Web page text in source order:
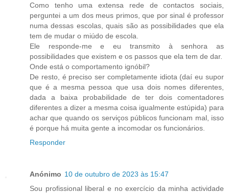
Como tenho uma extensa rede de contactos sociais,
perguntei a um dos meus primos, que por sinal é professor
numa dessas escolas, quais são as possibilidades que ela
tem de mudar o miúdo de escola.
Ele responde-me e eu transmito à senhora as
possibilidades que existem e os passos que ela tem de dar.
Onde está o comportamento ignóbil?
De resto, é preciso ser completamente idiota (daí eu supor
que é a mesma pessoa que usa dois nomes diferentes,
dada a baixa probabilidade de ter dois comentadores
diferentes a dizer a mesma coisa igualmente estúpida) para
achar que quando os serviços públicos funcionam mal, isso
é porque há muita gente a incomodar os funcionários.
Responder
Anónimo 10 de outubro de 2023 às 15:47
Sou profissional liberal e no exercício da minha actividade